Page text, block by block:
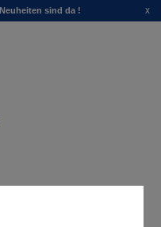
sind da ! x